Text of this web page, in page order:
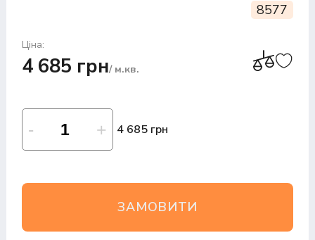
8577
Ціна:
4 685 грн/ м.кв.
4 685 грн
ЗАМОВИТИ